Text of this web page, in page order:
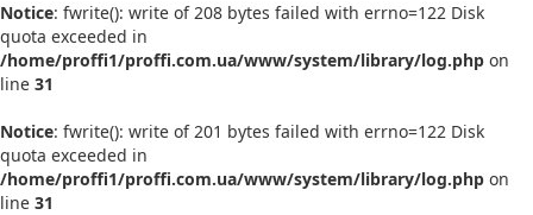
Notice: fwrite(): write of 208 bytes failed with errno=122 Disk
quota exceeded in
/home/proffi1/proffi.com.ua/www/system/library/log.php on
line 31
Notice: fwrite(): write of 201 bytes failed with errno=122 Disk
quota exceeded in
/home/proffi1/proffi.com.ua/www/system/library/log.php on
line 31